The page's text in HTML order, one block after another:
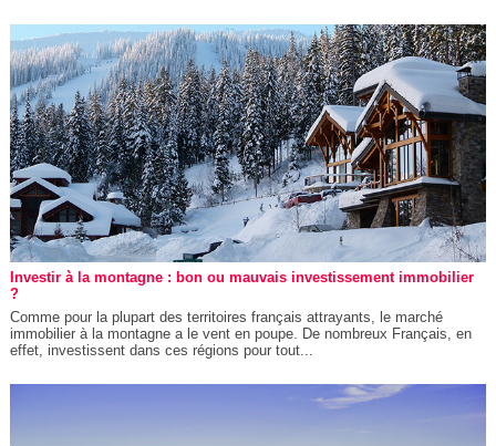
Investir à la montagne : bon ou mauvais investissement immobilier
?
Comme pour la plupart des territoires français attrayants, le marché
immobilier à la montagne a le vent en poupe. De nombreux Français, en
effet, investissent dans ces régions pour tout...